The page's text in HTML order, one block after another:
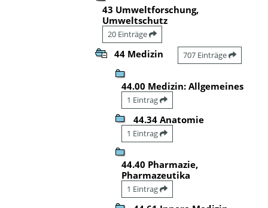
43 Umweltforschung,
Umweltschutz
20 Einträge
44 Medizin 707 Einträge
44.00 Medizin: Allgemeines
1 Eintrag
44.34 Anatomie
1 Eintrag
44.40 Pharmazie,
Pharmazeutika
1 Eintrag